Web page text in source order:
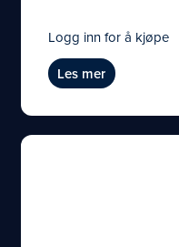
Logg inn for å kjøpe
Les mer